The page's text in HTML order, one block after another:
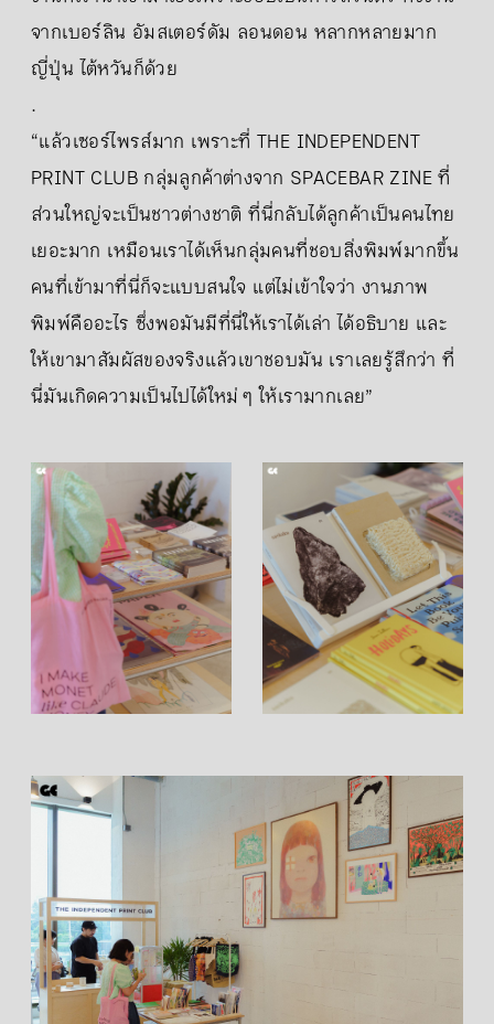
จากเบอร์ลิน อัมสเตอร์ดัม ลอนดอน หลากหลายมาก
ญี่ปุ่น ไต้หวันก็ด้วย
.
“แล้วเซอร์ไพรส์มาก เพราะที่ THE INDEPENDENT
PRINT CLUB กลุ่มลูกค้าต่างจาก SPACEBAR ZINE ที่
ส่วนใหญ่จะเป็นชาวต่างชาติ ที่นี่กลับได้ลูกค้าเป็นคนไทย
เยอะมาก เหมือนเราได้เห็นกลุ่มคนที่ชอบสิ่งพิมพ์มากขึ้น
คนที่เข้ามาที่นี่ก็จะแบบสนใจ แต่ไม่เข้าใจว่า งานภาพ
พิมพ์คืออะไร ซึ่งพอมันมีที่นี่ให้เราได้เล่า ได้อธิบาย และ
ให้เขามาสัมผัสของจริงแล้วเขาชอบมัน เราเลยรู้สึกว่า ที่
นี่มันเกิดความเป็นไปได้ใหม่ ๆ ให้เรามากเลย”